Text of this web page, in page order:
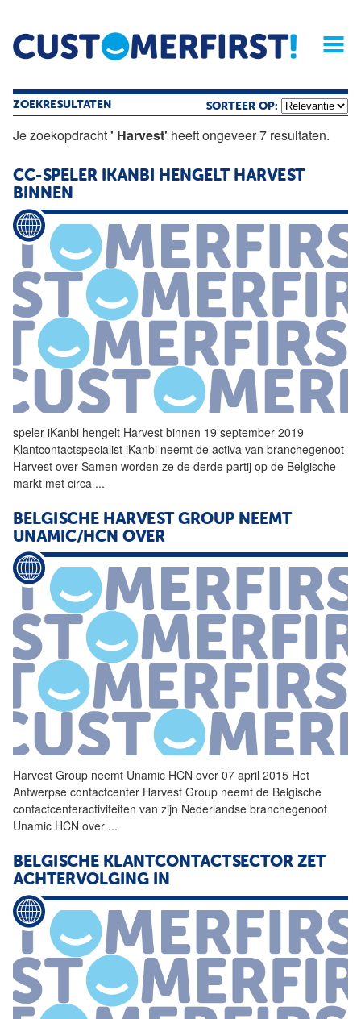
Home Opinie Archief
Magazine
ZOEKRESULTATEN SORTEER OP:
Je zoekopdracht' Harvest' heeft ongeveer 7 resultaten.
CC-SPELER IKANBI HENGELT HARVEST
BINNEN
speler iKanbi hengelt Harvest binnen 19 september 2019
Klantcontactspecialist iKanbi neemt de activa van branchegenoot
Harvest over Samen worden ze de derde partij op de Belgische
markt met circa ...
BELGISCHE HARVESTGROUP NEEMT
UNAMIC/HCN OVER
Harvest Group neemt Unamic HCN over 07 april 2015 Het
Antwerpse contactcenter Harvest Group neemt de Belgische
contactcenteractiviteiten van zijn Nederlandse branchegenoot
Unamic HCN over ...
BELGISCHE KLANTCONTACTSECTOR ZET
ACHTERVOLGING IN